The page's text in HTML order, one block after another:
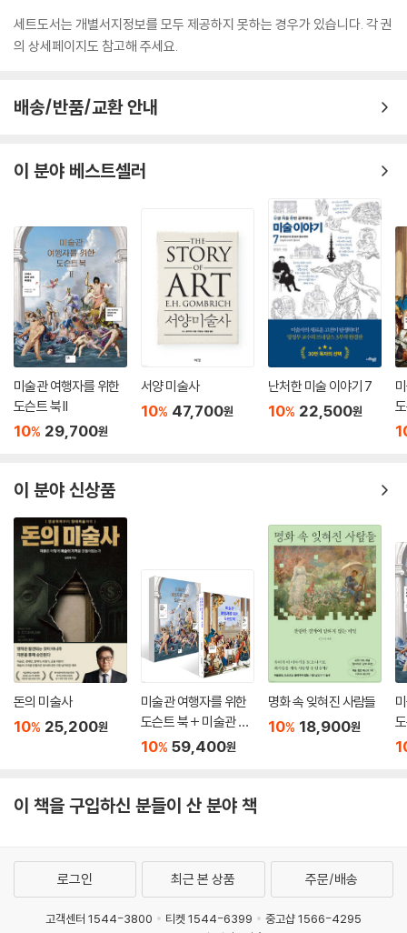
세트도서는 개별서지정보를 모두 제공하지 못하는 경우가 있습니다. 각 권
의 상세페이지도 참고해 주세요.
배송/반품/교환 안내
이 분야 베스트셀러
미술관 여행자를 위한
도슨트 북 II
10% 29,700원
서양 미술사
10% 47,700원
난처한 미술 이야기 7
10% 22,500원
이 분야 신상품
돈의 미술사
10% 25,200원
미술관 여행자를 위한
도슨트 북 + 미술관 여
행자를 위한 도슨트 북 I
10% 59,400원
명화 속 잊혀진 사람들
10% 18,900원
이 책을 구입하신 분들이 산 분야 책
로그인 최근 본 상품 주문/배송
고객센터 1544-3800 티켓 1544-6399
중고샵 1566-4295